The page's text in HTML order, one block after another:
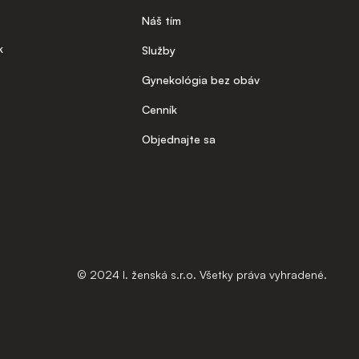
Náš tím
Služby
Gynekológia bez obáv
Cenník
Objednajte sa
© 2024 I. ženská s.r.o. Všetky práva vyhradené.